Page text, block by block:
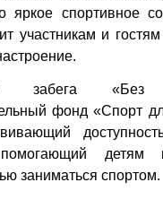
яркое спортивное
участникам и
забега
фонд «Спорт
детям
заниматься спортом.